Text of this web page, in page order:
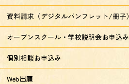
資料請求（デジタルパンフレット/冊子）
オープンスクール・学校説明会お申込み
個別相談お申込み
Web出願